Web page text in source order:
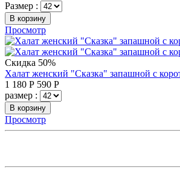
Размер :
В корзину
Просмотр
Скидка 50%
Халат женский "Сказка" запашной с
1 180 Р 590 Р
размер :
В корзину
Просмотр